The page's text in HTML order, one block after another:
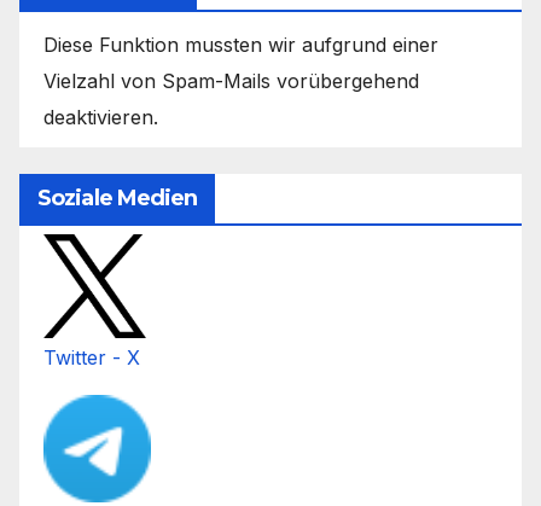
Diese Funktion mussten wir aufgrund einer
Vielzahl von Spam-Mails vorübergehend
deaktivieren.
Soziale Medien
Twitter - X